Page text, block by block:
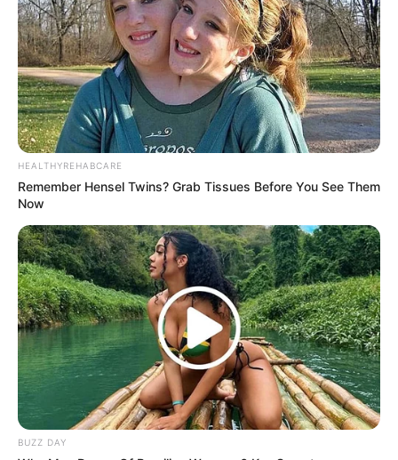
Baca juga:Sinopsis Nyi Roro Kidul Episode 1 – Terakhir
Lengkap (Sinetron MNCTV)
Selain para pemain utama, ini adalah para pemain pendukung :
Anastasia Novie sebagai Gendhis
Tiffany Jane sebagai Nyi Brangah
Asri Handayani sebagai Bidadari
Abdullah Al Indra sebagai Tumenggung
Syavana Putrie sebagai Kanjeng Ayu Ni Bgasagitha
Novita Mahisa sebagai Nyi Gendeng Permoni
Nadhea Tanj sebagai Nyi Pundak Saro
Rassya Hidayah sebagai Aryo
Itha Putra sebagai Senopati Bima
Bagaimana? Apa kalian setia menonton akting mereka di Nyi
HEALTHYREHABCARE
Remember Hensel Twins? Grab Tissues Before You See Them
Now
BUZZ DAY